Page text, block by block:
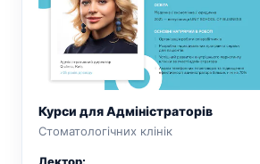
Курси для Адміністраторів
Стоматологічних клінік